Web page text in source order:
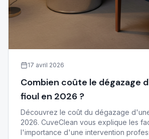
17 avril 2026
Combien coûte le dégazage
fioul en 2026 ?
Découvrez le coût du dégazage
2026. CuveClean vous explique les
l'importance d'une intervention